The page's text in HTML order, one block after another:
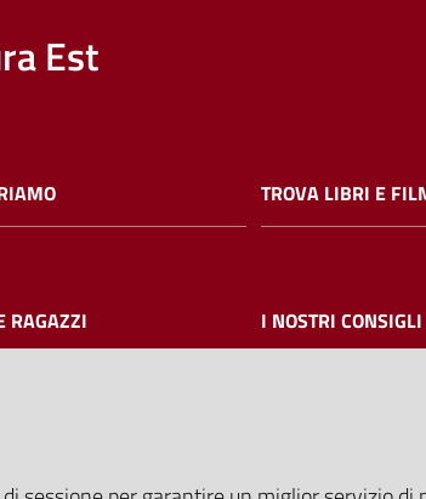
Est
TROVA LIBRI E
RAGAZZI I NOSTRI CONSIGLI